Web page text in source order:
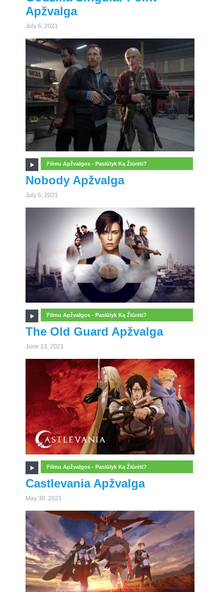
Apžvalga
July 6, 2021
Filmu Apžvalgos - Pasiūlyk Ką Žiūrėti?
Nobody Apžvalga
July 6, 2021
Filmu Apžvalgos - Pasiūlyk Ką Žiūrėti?
The Old Guard Apžvalga
June 13, 2021
Filmu Apžvalgos - Pasiūlyk Ką Žiūrėti?
Castlevania Apžvalga
May 30, 2021